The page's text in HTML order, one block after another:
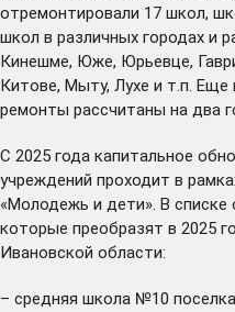
отремонтировали 17 школ,
школ в различных городах и
Кинешме, Юже, Юрьевце,
Китове, Мыту, Лухе и т.п. Еще
ремонты рассчитаны на два
С 2025 года капитальное
учреждений проходит в
«Молодежь и дети». В списке
которые преобразят в 2025
Ивановской области:
– средняя школа №10